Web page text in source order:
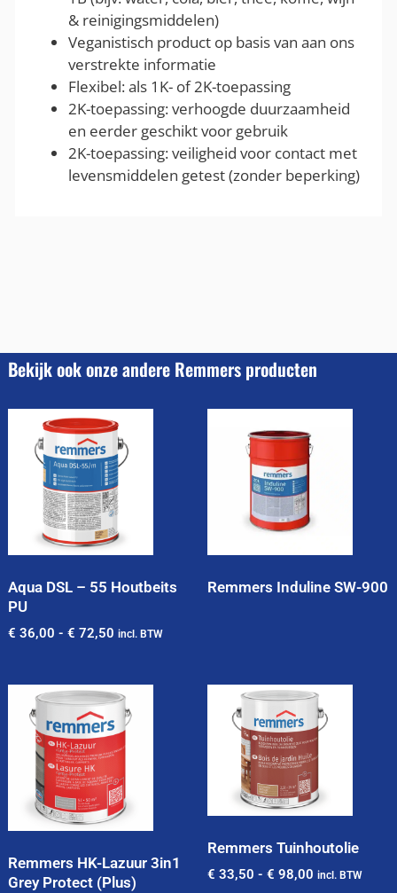
& reinigingsmiddelen)
Veganistisch product op basis van aan ons
verstrekte informatie
Flexibel: als 1K- of 2K-toepassing
2K-toepassing: verhoogde duurzaamheid
en eerder geschikt voor gebruik
2K-toepassing: veiligheid voor contact met
levensmiddelen getest (zonder beperking)
Bekijk ook onze andere Remmers producten
Aqua DSL – 55 Houtbeits
PU
€ 36,00 - € 72,50 incl. BTW
Remmers Induline SW-900
Remmers HK-Lazuur 3in1
Grey Protect (Plus)
Remmers Tuinhoutolie
€ 33,50 - € 98,00 incl. BTW